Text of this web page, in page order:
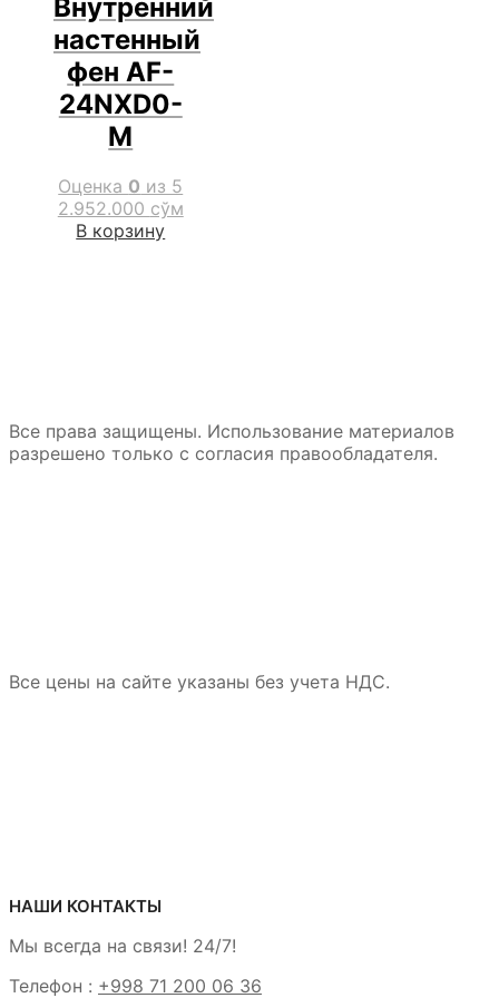
Внутренний
настенный
фен AF-
24NXD0-
M
Оценка 0 из 5
2.952.000 сўм
В корзину
Все права защищены. Использование материалов
разрешено только с согласия правообладателя.
Все цены на сайте указаны без учета НДС.
НАШИ КОНТАКТЫ
Мы всегда на связи! 24/7!
Телефон : +998 71 200 06 36